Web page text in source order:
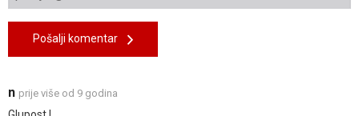
Pošalji komentar
n prije više od 9 godina